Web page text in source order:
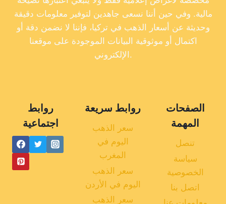
مالية. وفي حين أننا نسعى جاهدين لتوفير معلومات دقيقة
وحديثة عن أسعار الذهب في تركيا، فإننا لا نضمن دقة أو
اكتمال أو موثوقية البيانات الموجودة على موقعنا
الإلكتروني.
روابط
اجتماعية
روابط سريعة
سعر الذهب
اليوم في
المغرب
سعر الذهب
اليوم في الأردن
سعر الذهب
الصفحات
المهمة
تنصل
سياسة
الخصوصية
اتصل بنا